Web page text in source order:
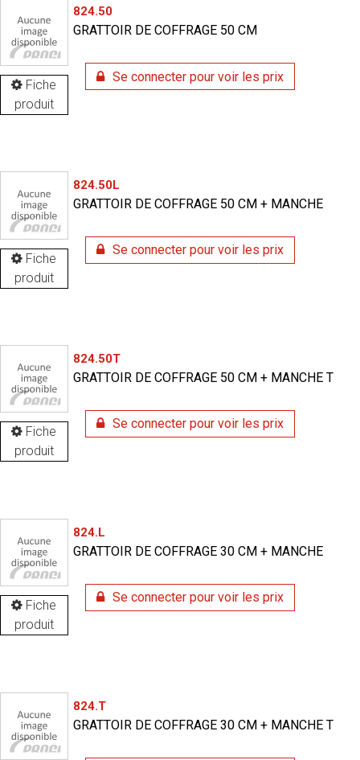
Fiche
produit
824.50
GRATTOIR DE COFFRAGE 50 CM
Se connecter pour voir les prix
Fiche
produit
824.50L
GRATTOIR DE COFFRAGE 50 CM + MANCHE
Se connecter pour voir les prix
Fiche
produit
824.50T
GRATTOIR DE COFFRAGE 50 CM + MANCHE T
Se connecter pour voir les prix
Fiche
produit
824.L
GRATTOIR DE COFFRAGE 30 CM + MANCHE
Se connecter pour voir les prix
824.T
GRATTOIR DE COFFRAGE 30 CM + MANCHE T